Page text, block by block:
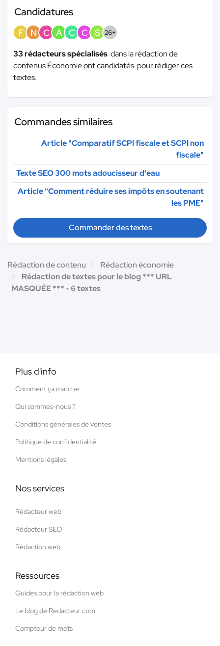
Candidatures
F N C A C C S 26+
33 rédacteurs spécialisés dans la rédaction de
contenus Économie ont candidatés pour rédiger ces
textes.
Commandes similaires
Article "Comparatif SCPI fiscale et SCPI non
fiscale"
Texte SEO 300 mots adoucisseur d'eau
Article "Comment réduire ses impôts en soutenant
les PME"
Commander des textes
Rédaction de contenu
Rédaction économie
Rédaction de textes pour le blog *** URL
MASQUÉE *** - 6 textes
Plus d'info
Comment ça marche
Qui sommes-nous ?
Conditions générales de ventes
Politique de confidentialité
Mentions légales
Nos services
Rédacteur web
Rédacteur SEO
Rédaction web
Ressources
Guides pour la rédaction web
Le blog de Redacteur.com
Compteur de mots